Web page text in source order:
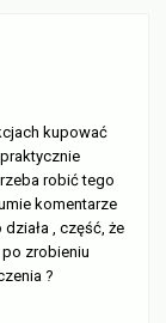
kupować
robić tego
komentarze
, część, że
zrobieniu
?